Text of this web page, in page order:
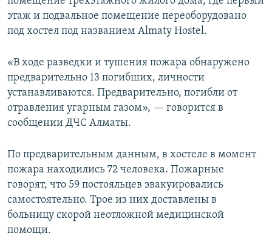
этаж и подвальное помещение переоборудовано
под хостел под названием Almaty Hostel.
«В ходе разведки и тушения пожара обнаружено
предварительно 13 погибших, личности
устанавливаются. Предварительно, погибли от
отравления угарным газом», — говорится в
сообщении ДЧС Алматы.
По предварительным данным, в хостеле в момент
пожара находились 72 человека. Пожарные
говорят, что 59 постояльцев эвакуировались
самостоятельно. Трое из них доставлены в
больницу скорой неотложной медицинской
помощи.